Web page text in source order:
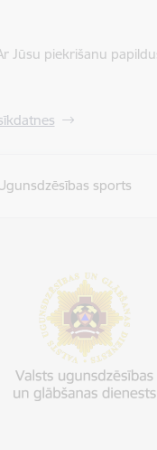
piekrišanu
sports